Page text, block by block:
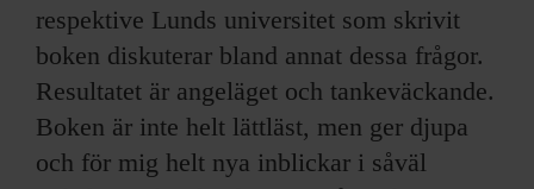
ANNONSERA I F&F
OM F&F
respektive Lunds universitet som skrivit
boken diskuterar bland annat dessa frågor.
Resultatet är angeläget och tankeväckande.
Boken är inte helt lättläst, men ger djupa
och för mig helt nya inblickar i såväl